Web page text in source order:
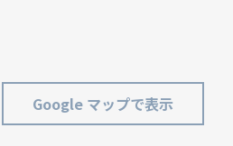
Google マップで表示